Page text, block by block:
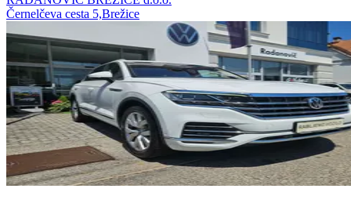
Černelčeva cesta 5,Brežice